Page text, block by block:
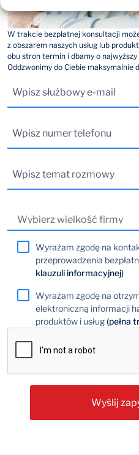
W trakcie bezpłatnej konsultacji
z obszarem naszych usług lub
obu stron termin i dbamy o
Oddzwonimy do Ciebie maksymalnie
Wyrażam zgodę na
przeprowadzenia
klauzuli informacyjnej)
Wyrażam zgodę na
elektroniczną informacji
produktów i usług(pełna
Wyślij